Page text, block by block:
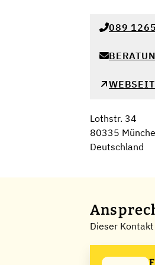
089
Lothstr. 34
80335
Deutschland
Dieser